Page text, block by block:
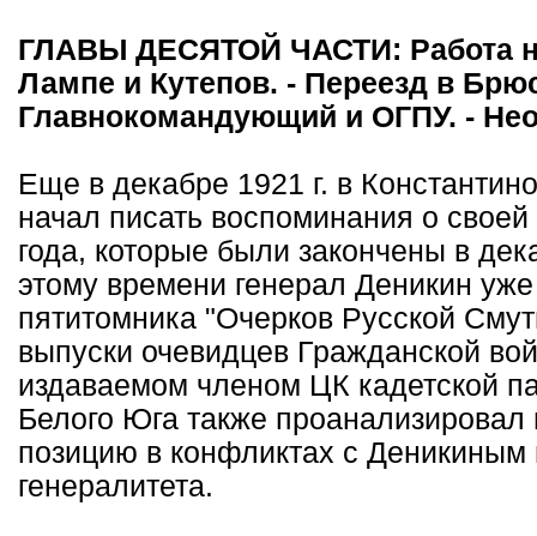
ГЛАВЫ ДЕСЯТОЙ ЧАСТИ: Работа
Лампе и Кутепов. - Переезд в
Главнокомандующий и ОГПУ. -
Еще в декабре 1921 г. в
начал писать воспоминания о
года, которые были закончены в
этому времени генерал Деникин
пятитомника "Очерков Русской
выпуски очевидцев Гражданской
издаваемом членом ЦК кадетской
Белого Юга также
позицию в конфликтах с Деникиным
генералитета.